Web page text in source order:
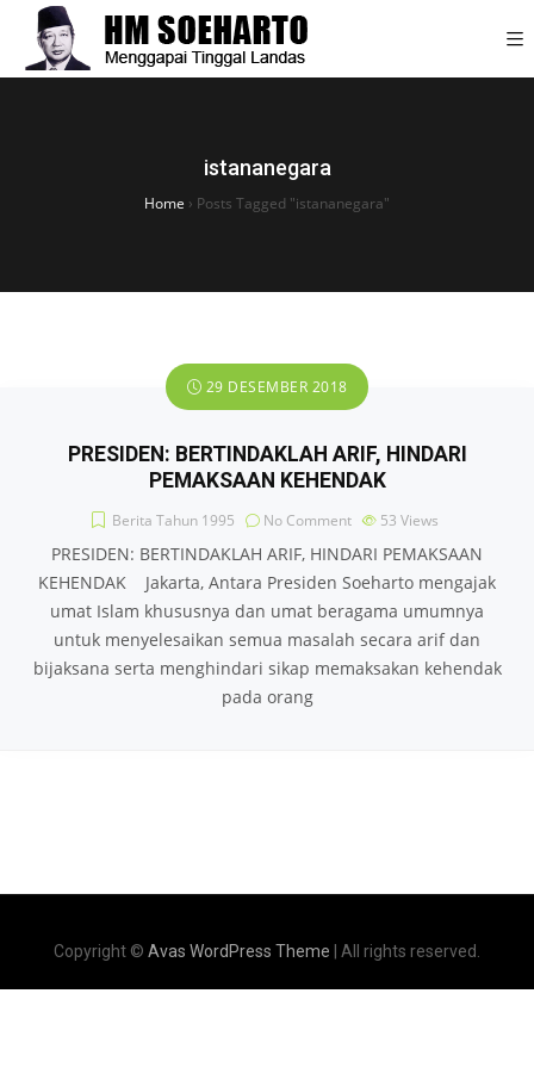
istananegara
Home › Posts Tagged "istananegara"
29 DESEMBER 2018
PRESIDEN: BERTINDAKLAH ARIF, HINDARI
PEMAKSAAN KEHENDAK
Berita Tahun 1995 No Comment 53 Views
PRESIDEN: BERTINDAKLAH ARIF, HINDARI PEMAKSAAN
KEHENDAK Jakarta, Antara Presiden Soeharto mengajak
umat Islam khususnya dan umat beragama umumnya
untuk menyelesaikan semua masalah secara arif dan
bijaksana serta menghindari sikap memaksakan kehendak
pada orang
Copyright © Avas WordPress Theme | All rights reserved.